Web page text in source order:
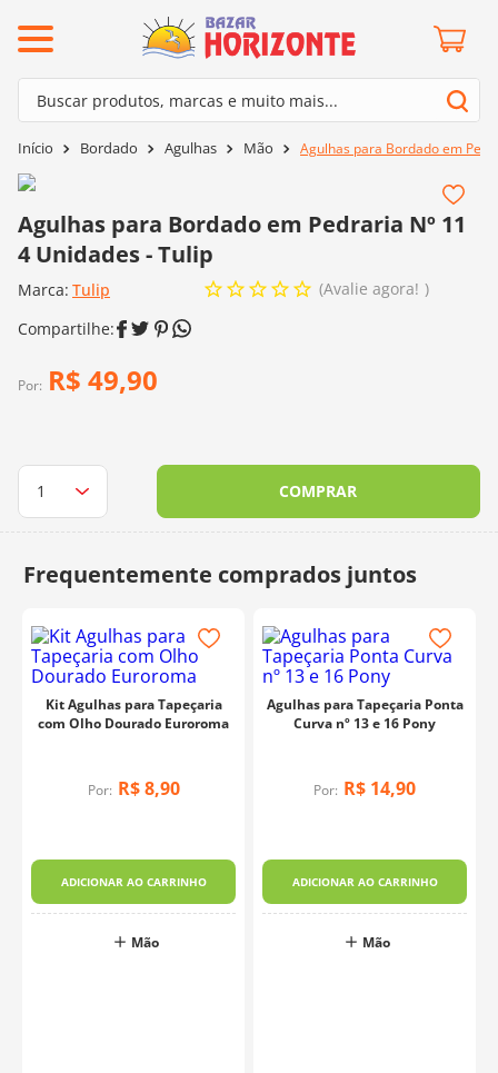
Buscar produtos, marcas e muito mais...
Bordado Agulhas Mão Agulhas para Bordado em
Agulhas para Bordado em Pedraria Nº 11
4 Unidades - Tulip
Marca: Tulip Avalie agora!
Por: R$ 49,90
COMPRAR
Kit Agulhas para Tapeçaria
com Olho Dourado Euroroma
Por: R$ 8,90
ADICIONAR AO CARRINHO
Mão
Agulhas para Tapeçaria Ponta
Curva nº 13 e 16 Pony
Por: R$ 14,90
ADICIONAR AO CARRINHO
Mão
Termos mais buscados
3º agulha crochê
4º kit amigurumi
5º lã cisne
9
10º dmc
mais buscados
barroco
mollet
agulha crochê
kit amigurumi
lã cisne
euroroma
dmc